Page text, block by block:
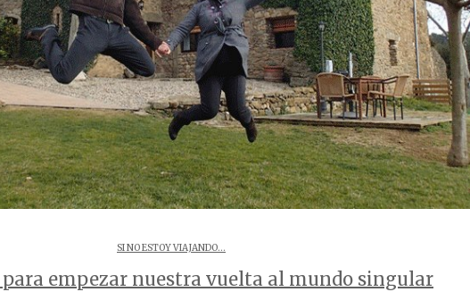
SI NO ESTOY VIAJANDO...
empezar nuestra vuelta al mundo singular